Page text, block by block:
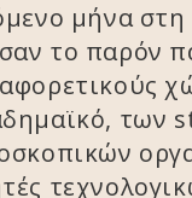
μήνα στη
το παρόν
των